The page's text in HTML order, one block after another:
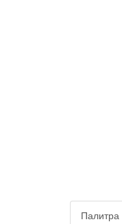
Палитра